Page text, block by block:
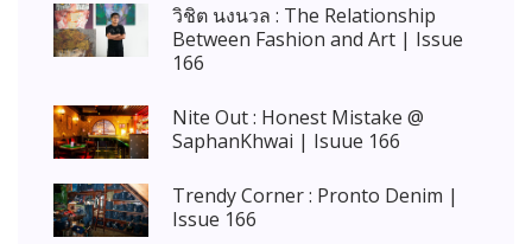
วิชิต นงนวล : The Relationship
Between Fashion and Art | Issue
166
Nite Out : Honest Mistake @
SaphanKhwai | Isuue 166
Trendy Corner : Pronto Denim |
Issue 166